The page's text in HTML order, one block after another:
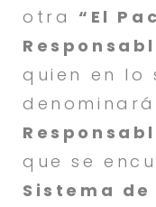
otra “El
quien en lo
denominará
que se
Sistema